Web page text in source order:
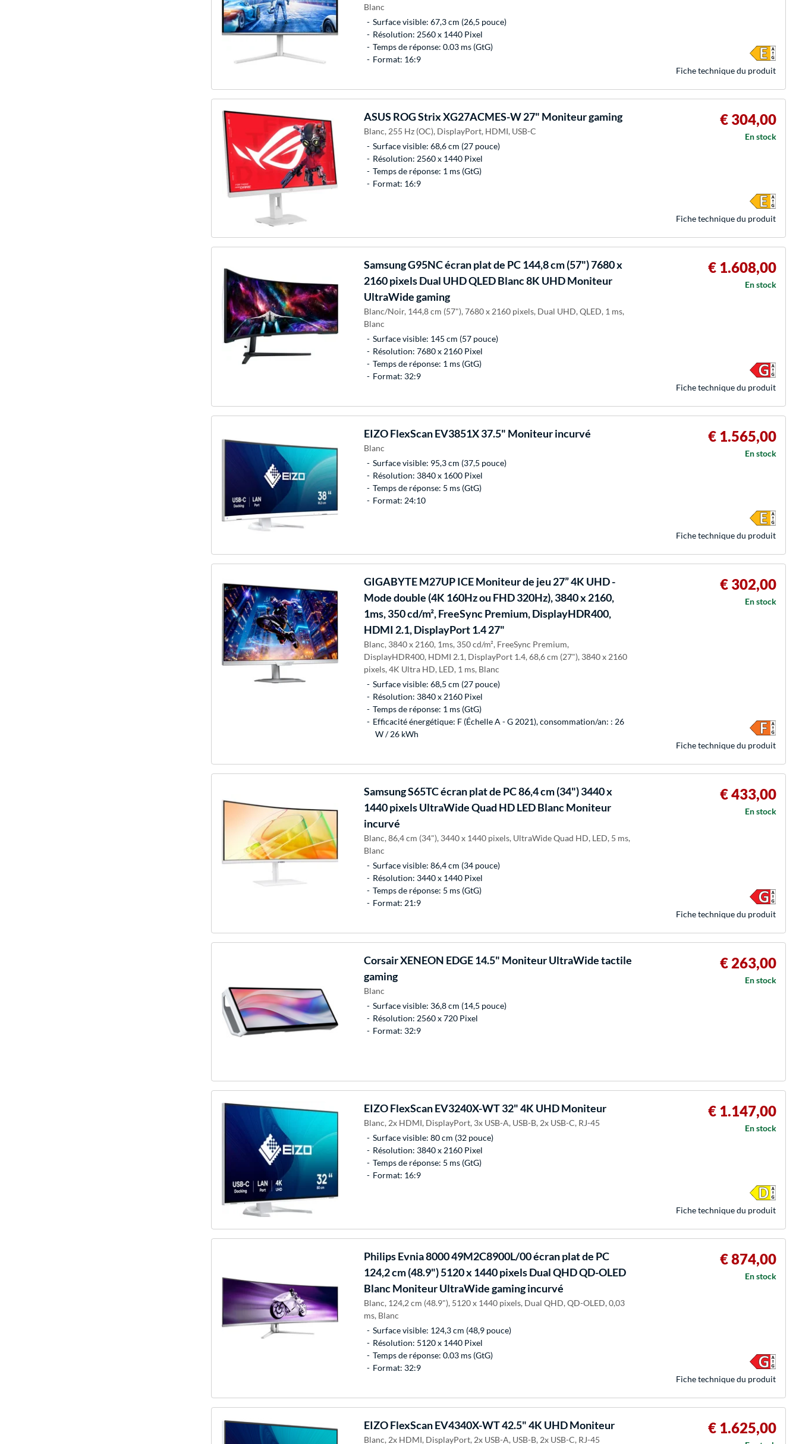
Blanc
Surface visible: 67,3 cm (26,5 pouce)
Résolution: 2560 x 1440 Pixel
Temps de réponse: 0.03 ms (GtG)
Format: 16:9
Fiche technique du produit
ASUS ROG Strix XG27ACMES-W 27" Moniteur gaming
Blanc, 255 Hz (OC), DisplayPort, HDMI, USB-C
Surface visible: 68,6 cm (27 pouce)
Résolution: 2560 x 1440 Pixel
Temps de réponse: 1 ms (GtG)
Format: 16:9
€ 304,00
En stock
Fiche technique du produit
SamsungG95NC écran plat de PC 144,8 cm (57") 7680 x
2160 pixels Dual UHD QLED Blanc 8K UHD Moniteur
UltraWide gaming
Blanc/Noir, 144,8 cm (57"), 7680 x 2160 pixels, Dual UHD, QLED, 1 ms,
Blanc
Surface visible: 145 cm (57 pouce)
Résolution: 7680 x 2160 Pixel
Temps de réponse: 1 ms (GtG)
Format: 32:9
€ 1.608,00
En stock
Fiche technique du produit
EIZOFlexScan EV3851X 37.5" Moniteur incurvé
Blanc
Surface visible: 95,3 cm (37,5 pouce)
Résolution: 3840 x 1600 Pixel
Temps de réponse: 5 ms (GtG)
Format: 24:10
€ 1.565,00
En stock
Fiche technique du produit
GIGABYTEM27UP ICE Moniteur de jeu 27” 4K UHD -
Mode double (4K 160Hz ou FHD 320Hz), 3840 x 2160,
1ms, 350 cd/m², FreeSync Premium, DisplayHDR400,
HDMI 2.1, DisplayPort 1.4 27"
Blanc, 3840 x 2160, 1ms, 350 cd/m², FreeSync Premium,
DisplayHDR400, HDMI 2.1, DisplayPort 1.4, 68,6 cm (27"), 3840 x 2160
pixels, 4K Ultra HD, LED, 1 ms, Blanc
Surface visible: 68,5 cm (27 pouce)
Résolution: 3840 x 2160 Pixel
Temps de réponse: 1 ms (GtG)
Efficacité énergétique: F (Échelle A - G 2021), consommation/an: : 26
W / 26 kWh
€ 302,00
En stock
Fiche technique du produit
SamsungS65TC écran plat de PC 86,4 cm (34") 3440 x
1440 pixels UltraWide Quad HD LED Blanc Moniteur
incurvé
Blanc, 86,4 cm (34"), 3440 x 1440 pixels, UltraWide Quad HD, LED, 5 ms,
Blanc
Surface visible: 86,4 cm (34 pouce)
Résolution: 3440 x 1440 Pixel
Temps de réponse: 5 ms (GtG)
Format: 21:9
€ 433,00
En stock
Fiche technique du produit
CorsairXENEON EDGE 14.5" Moniteur UltraWide tactile
gaming
Blanc
Surface visible: 36,8 cm (14,5 pouce)
Résolution: 2560 x 720 Pixel
Format: 32:9
€ 263,00
En stock
EIZOFlexScan EV3240X-WT 32" 4K UHD Moniteur
Blanc, 2x HDMI, DisplayPort, 3x USB-A, USB-B, 2x USB-C, RJ-45
Surface visible: 80 cm (32 pouce)
Résolution: 3840 x 2160 Pixel
Temps de réponse: 5 ms (GtG)
Format: 16:9
€ 1.147,00
En stock
Fiche technique du produit
PhilipsEvnia 8000 49M2C8900L/00 écran plat de PC
124,2 cm (48.9") 5120 x 1440 pixels Dual QHD QD-OLED
Blanc Moniteur UltraWide gaming incurvé
Blanc, 124,2 cm (48.9"), 5120 x 1440 pixels, Dual QHD, QD-OLED, 0,03
ms, Blanc
Surface visible: 124,3 cm (48,9 pouce)
Résolution: 5120 x 1440 Pixel
Temps de réponse: 0.03 ms (GtG)
Format: 32:9
€ 874,00
En stock
Fiche technique du produit
EIZOFlexScan EV4340X-WT 42.5" 4K UHD Moniteur
Blanc, 2x HDMI, DisplayPort, 2x USB-A, USB-B, 2x USB-C, RJ-45
€ 1.625,00